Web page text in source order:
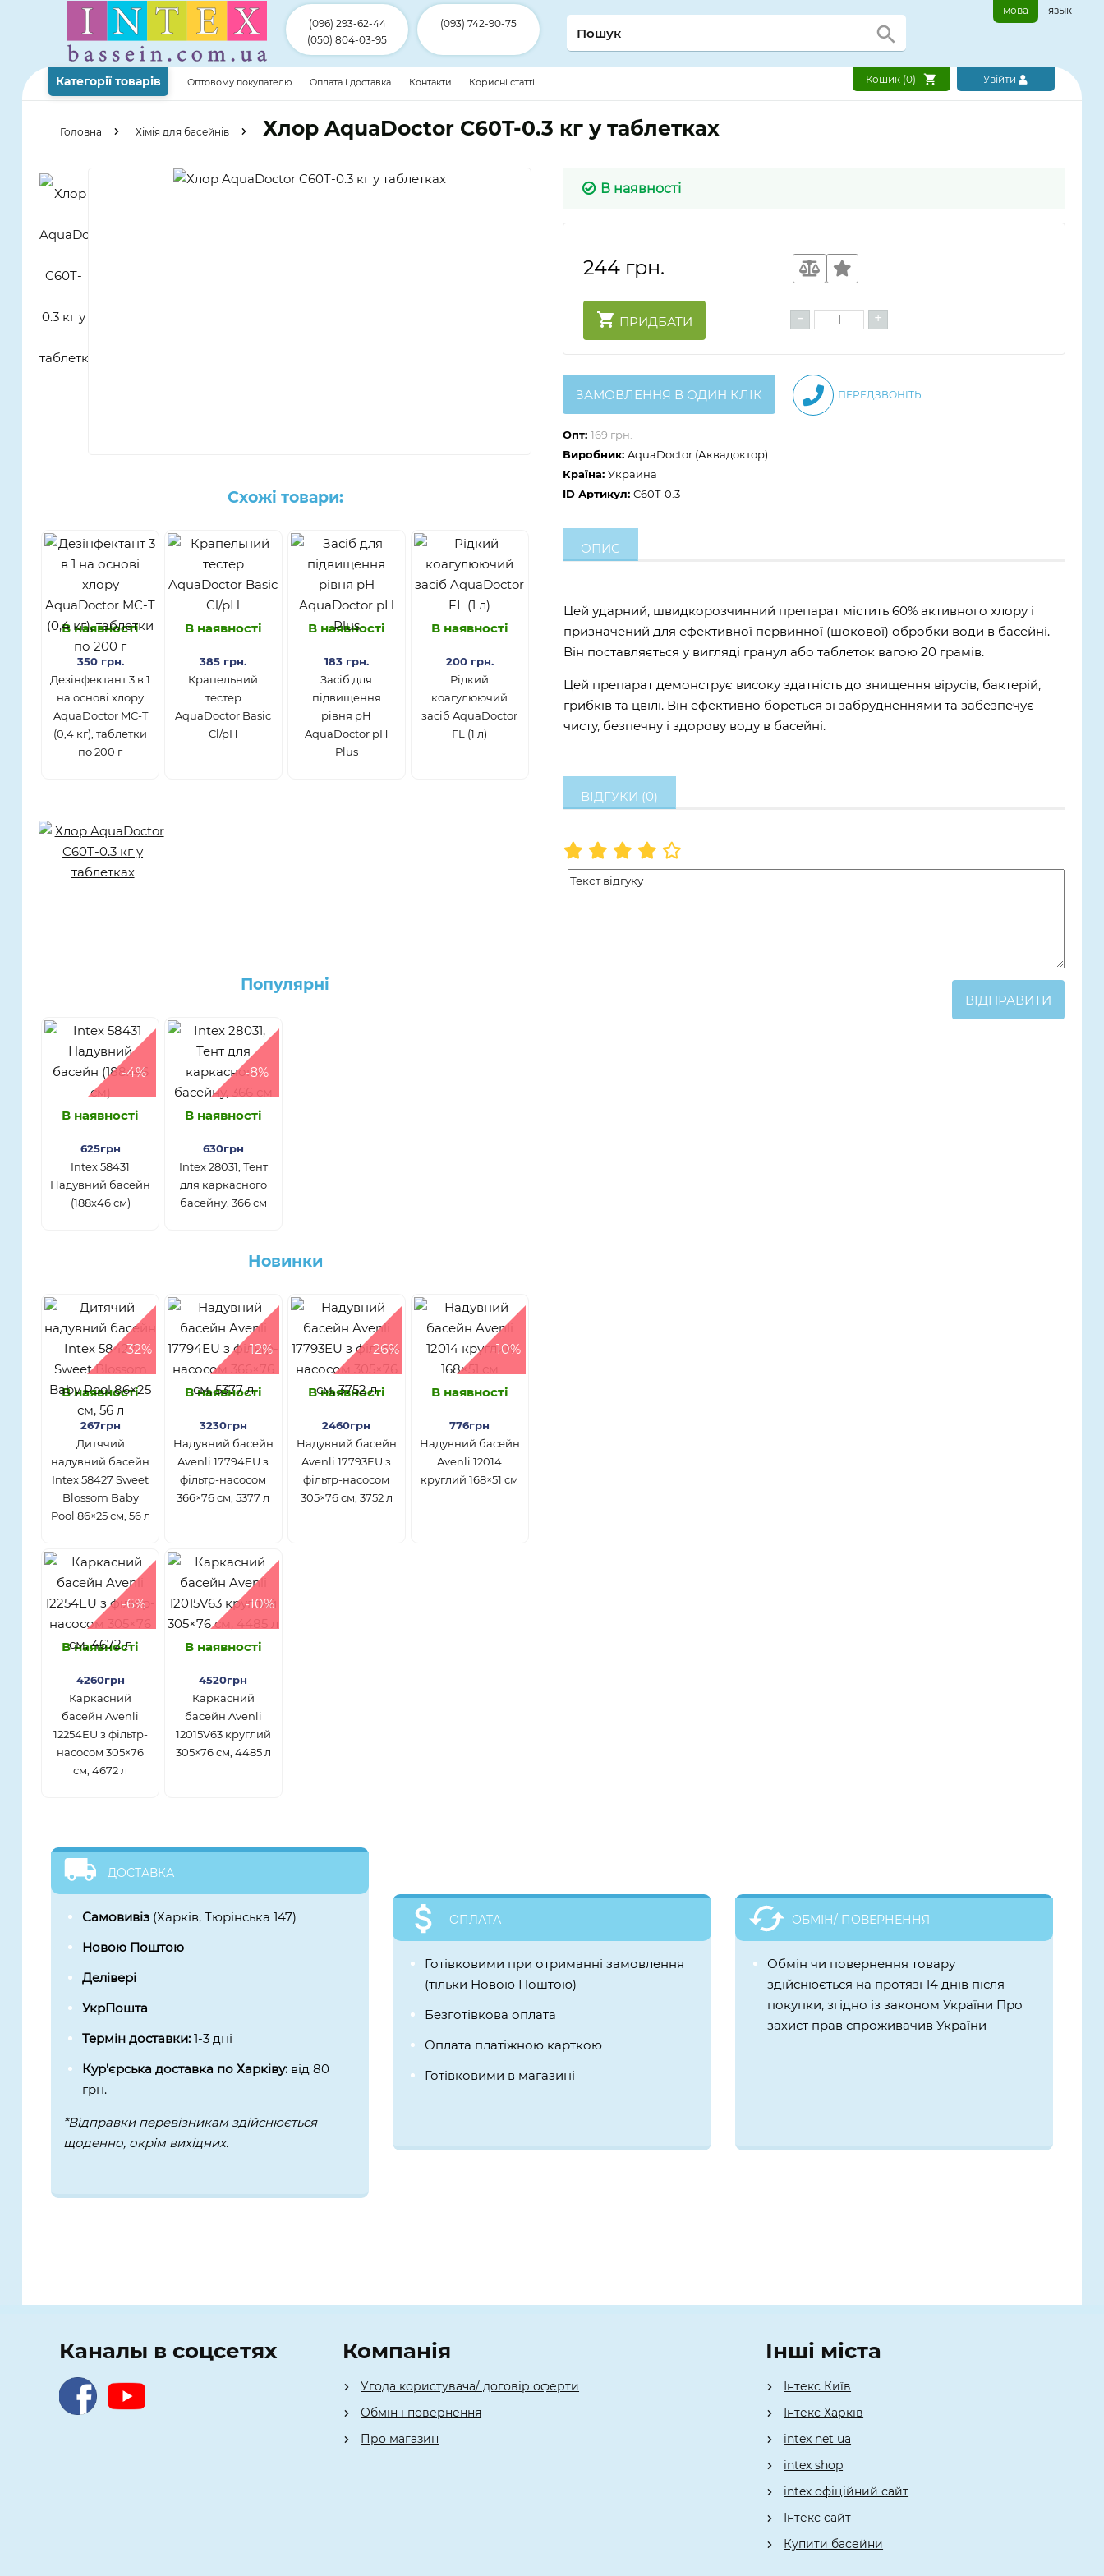
(096) 293-62-44
(050) 804-03-95
(093) 742-90-75
мова язык
Категорії товарів Оптовому покупателю Оплата і доставка Контакти Корисні статті Кошик (0) Увійти
Головна Хімія для басейнів Хлор AquaDoctor C60T-0.3 кг у таблетках
Схожі товари:
В наявності
350 грн.
Дезінфектант 3 в 1
на основі хлору
AquaDoctor MC-T
(0,4 кг), таблетки
по 200 г
В наявності
385 грн.
Крапельний
тестер
AquaDoctor Basic
Cl/pH
В наявності
183 грн.
Засiб для
підвищення
рівня pH
AquaDoctor pH
Plus
В наявності
200 грн.
Рідкий
коагулюючий
засіб AquaDoctor
FL (1 л)
Популярнi
-4%
В наявності
625грн
Intex 58431
Надувний басейн
(188х46 см)
-8%
В наявності
630грн
Intex 28031, Тент
для каркасного
басейну, 366 см
Новинки
-32%
В наявності
267грн
Дитячий
надувний басейн
Intex 58427 Sweet
Blossom Baby
Pool 86×25 см, 56 л
-12%
В наявності
3230грн
Надувний басейн
Avenli 17794EU з
фільтр-насосом
366×76 см, 5377 л
-26%
В наявності
2460грн
Надувний басейн
Avenli 17793EU з
фільтр-насосом
305×76 см, 3752 л
-10%
В наявності
776грн
Надувний басейн
Avenli 12014
круглий 168×51 см
-6%
В наявності
4260грн
Каркасний
басейн Avenli
12254EU з фільтр-
насосом 305×76
см, 4672 л
-10%
В наявності
4520грн
Каркасний
басейн Avenli
12015V63 круглий
305×76 см, 4485 л
В наявності
244 грн.
ПРИДБАТИ - +
ЗАМОВЛЕННЯ В ОДИН КЛІК ПЕРЕДЗВОНІТЬ
Опт: 169 грн.
Виробник: AquaDoctor (Аквадоктор)
Країна: Украина
ID Артикул: C60T-0.3
ОПИС
Цей ударний, швидкорозчинний препарат містить 60% активного хлору і
призначений для ефективної первинної (шокової) обробки води в басейні.
Він поставляється у вигляді гранул або таблеток вагою 20 грамів.
Цей препарат демонструє високу здатність до знищення вірусів, бактерій,
грибків та цвілі. Він ефективно бореться зі забрудненнями та забезпечує
чисту, безпечну і здорову воду в басейні.
ВІДГУКИ (0)
ВІДПРАВИТИ
ДОСТАВКА
Самовивіз (Харків, Тюрінська 147)
Новою Поштою
Делівері
УкрПошта
Термін доставки:1-3 дні
Кур'єрська доставка по Харківу: від 80
грн.
*Відправки перевізникам здійснюється
щоденно, окрім вихідних.
ОПЛАТА
Готівковими при отриманні замовлення
(тільки Новою Поштою)
Безготівкова оплата
Оплата платіжною карткою
Готівковими в магазині
ОБМІН/ ПОВЕРНЕННЯ
Обмін чи повернення товару
здійснюється на протязі 14 днів після
покупки, згідно із законом України Про
захист прав спроживачив України
Каналы в соцсетях Компанія
Угода користувача/ договір оферти
Обмін і повернення
Про магазин
Інші міста
Інтекс Київ
​Інтекс Харків
intex net ua
intex shop
intex офіційний сайт
Інтекс сайт
Купити басейни